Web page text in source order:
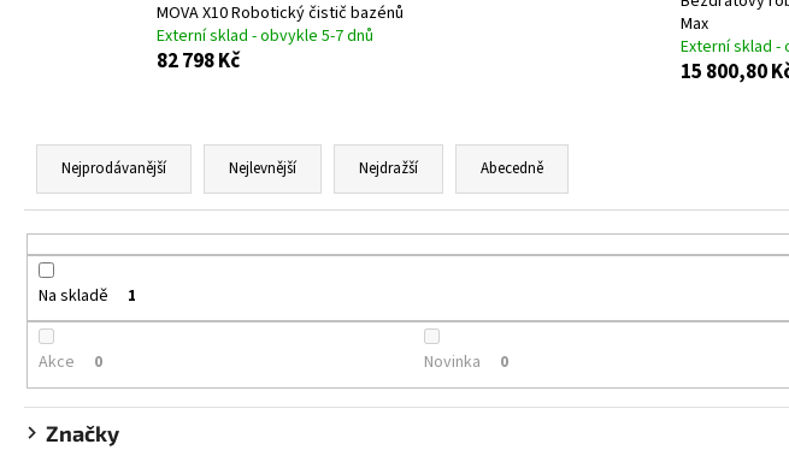
MOVA X10 Robotický čistič bazénů
Externí sklad - obvykle 5-7 dnů
82 798 Kč
Max
Externí sklad -
15 800,80
Ř
z
e
n
p
o
d
Nejprodávanější Nejlevnější Nejdražší Abecedně
Na skladě 1
Akce 0 Novinka 0
Značky
17,10 Kč